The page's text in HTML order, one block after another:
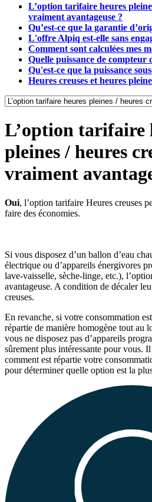
L’option tarifaire heures
vraiment avantageuse ?
Qu’est-ce que la garantie
L'offre Alpiq est-elle sans
Comment sont calculées mes
Quelle puissance de compteur
Qu'est-ce que la puissance
Heures creuses et heures
L’option tarifaire
pleines / heures
vraiment
Oui, l’option tarifaire Heures creuses
faire des économies.
Si vous disposez d’un ballon d’eau
électrique ou d’appareils énergivores
lave-vaisselle, sèche-linge, etc.),
avantageuse. A condition de décaler
creuses.
En revanche, si votre consommation
répartie de manière homogène tout au
vous ne disposez pas d’appareils
sûrement plus intéressante pour vous.
comment est répartie votre
pour déterminer quelle option est la